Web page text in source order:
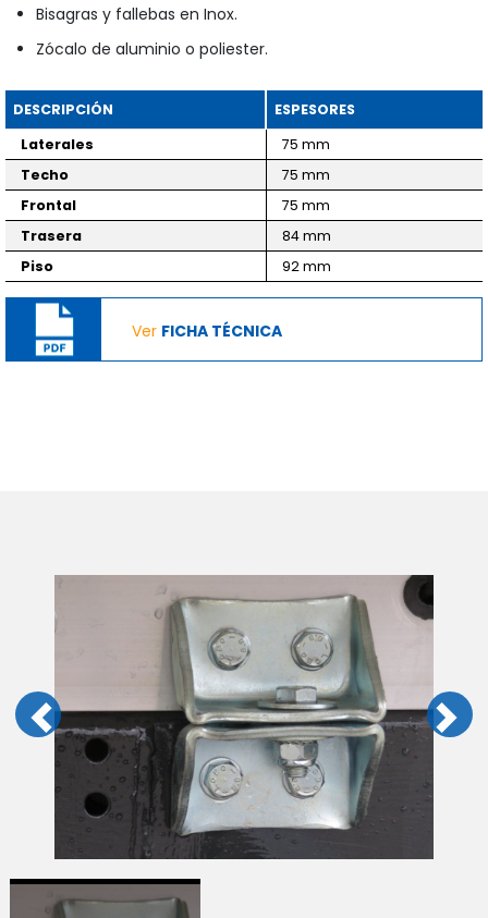
Bisagras y fallebas en Inox.
Zócalo de aluminio o poliester.
DESCRIPCIÓN
ESPESORES
Laterales
75 mm
Techo
75 mm
Frontal
75 mm
Trasera
84 mm
Piso
92 mm
Ver FICHA TÉCNICA
Previous Next